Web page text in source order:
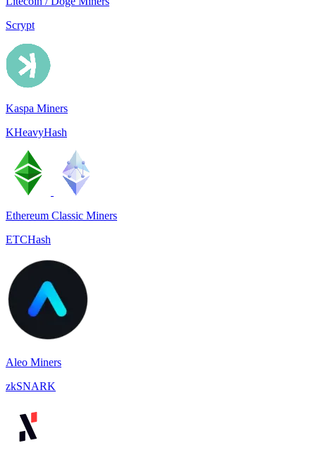
Scrypt
Kaspa Miners
KHeavyHash
Ethereum Classic Miners
ETCHash
Aleo Miners
zkSNARK